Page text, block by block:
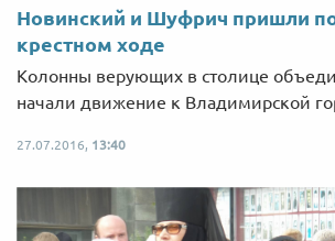
Новинский и Шуфрич пришли
крестном ходе
Колонны верующих в столице
начали движение к Владимирской
27.07.2016, 13:40